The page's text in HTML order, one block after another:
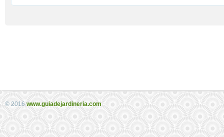
© 2016 www.guiadejardineria.com